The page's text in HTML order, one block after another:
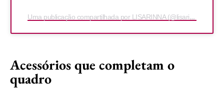
Uma publicação compartilhada por LISARINNA (@lisarinna)
Acessórios que completam o
quadro